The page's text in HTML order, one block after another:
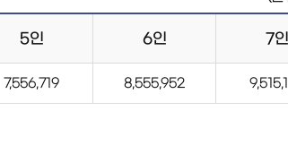
5인 6인 7인
7,556,719 8,555,952